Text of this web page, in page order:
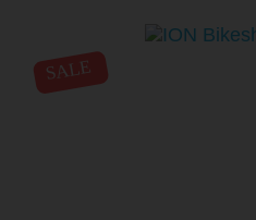
SALE